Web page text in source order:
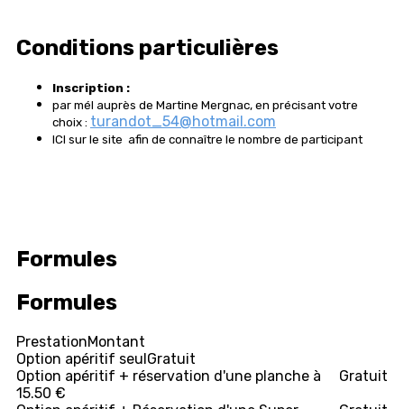
Conditions particulières
Inscription :
par mél auprès de Martine Mergnac, en précisant votre
choix : turandot_54@hotmail.com
ICI sur le site afin de connaître le nombre de participant
Formules
Formules
PrestationMontant
Option apéritif seulGratuit
Option apéritif + réservation d'une planche à
15.50 €
Gratuit